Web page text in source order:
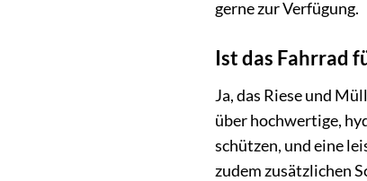
gerne zur Verfügung.
Ist das Fahrrad
Ja, das Riese und
über hochwertige,
schützen, und eine
zudem zusätzlichen